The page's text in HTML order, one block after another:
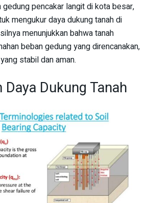
gedung pencakar langit di kota besar,
mengukur daya dukung tanah di
menunjukkan bahwa tanah
beban gedung yang direncanakan,
stabil dan aman.
Dukung Tanah